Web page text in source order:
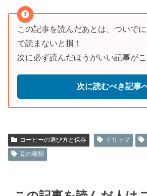
この記事を読んだあとは、ついで
で読まないと損！
次に必ず読んだほうがいい記事が
次に読むべき記事
コーヒーの選び方と保存 ドリップ
豆の種類